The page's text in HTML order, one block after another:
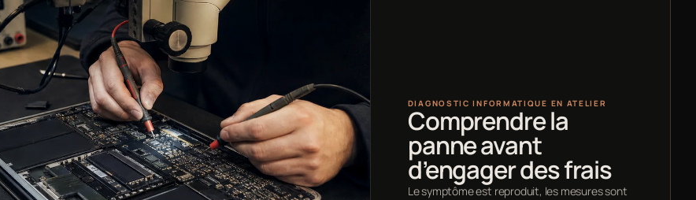
DIAGNOSTIC INFORMATIQUE EN ATELIER
Comprendre la
panne avant
d’engager des frais
Le symptôme est reproduit, les mesures sont